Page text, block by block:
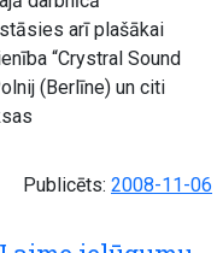
arī plašākai
“Crystral Sound
(Berlīne) un citi
Publicēts: 2008-11-06